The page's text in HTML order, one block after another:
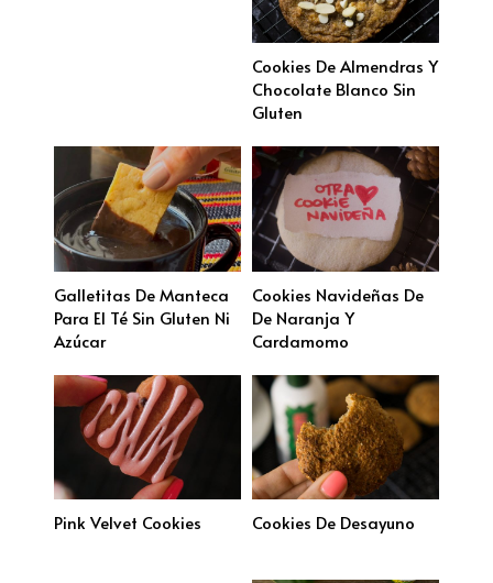
Cookies De Almendras Y
Chocolate Blanco Sin
Gluten
Galletitas De Manteca
Para El Té Sin Gluten Ni
Azúcar
Cookies Navideñas De
De Naranja Y
Cardamomo
Pink Velvet Cookies Cookies De Desayuno